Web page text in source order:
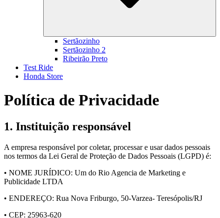
Sertãozinho
Sertãozinho 2
Ribeirão Preto
Test Ride
Honda Store
Política de Privacidade
1. Instituição responsável
A empresa responsável por coletar, processar e usar dados pessoais
nos termos da Lei Geral de Proteção de Dados Pessoais (LGPD) é:
• NOME JURÍDICO: Um do Rio Agencia de Marketing e
Publicidade LTDA
• ENDEREÇO: Rua Nova Friburgo, 50-Varzea- Teresópolis/RJ
• CEP: 25963-620